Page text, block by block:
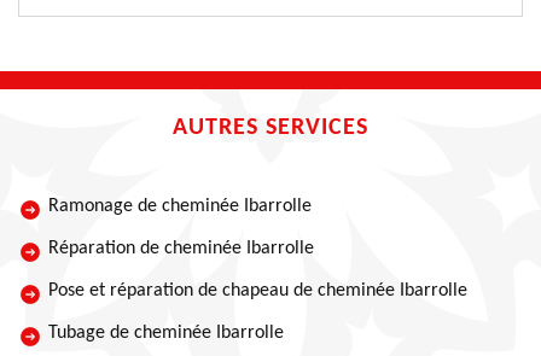
AUTRES SERVICES
Ramonage de cheminée Ibarrolle
Réparation de cheminée Ibarrolle
Pose et réparation de chapeau de cheminée Ibarrolle
Tubage de cheminée Ibarrolle